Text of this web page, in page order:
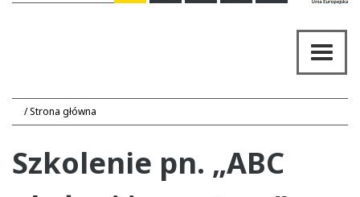
Strona główna
Szkolenie pn. „ABC